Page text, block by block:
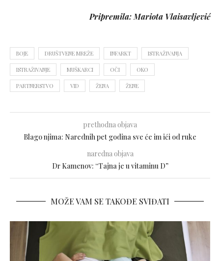
Pripremila: Mariota Vlaisavljević
BOJE DRUŠTVENE MREŽE INFARKT ISTRAŽIVANJA
ISTRAŽIVANJE MUŠKARCI OČI OKO
PARTNERSTVO VID ŽENA ŽENE
prethodna objava
Blago njima: Narednih pet godina sve će im ići od ruke
naredna objava
Dr Kamenov: “Tajna je u vitaminu D”
MOŽE VAM SE TAKOĐE SVIĐATI